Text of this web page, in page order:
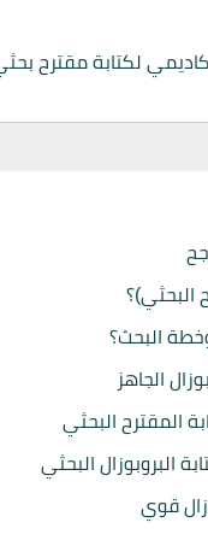
البحثي)؟
البحث؟
الجاهز
المقترح البحثي
البروبوزال البحثي
قوي